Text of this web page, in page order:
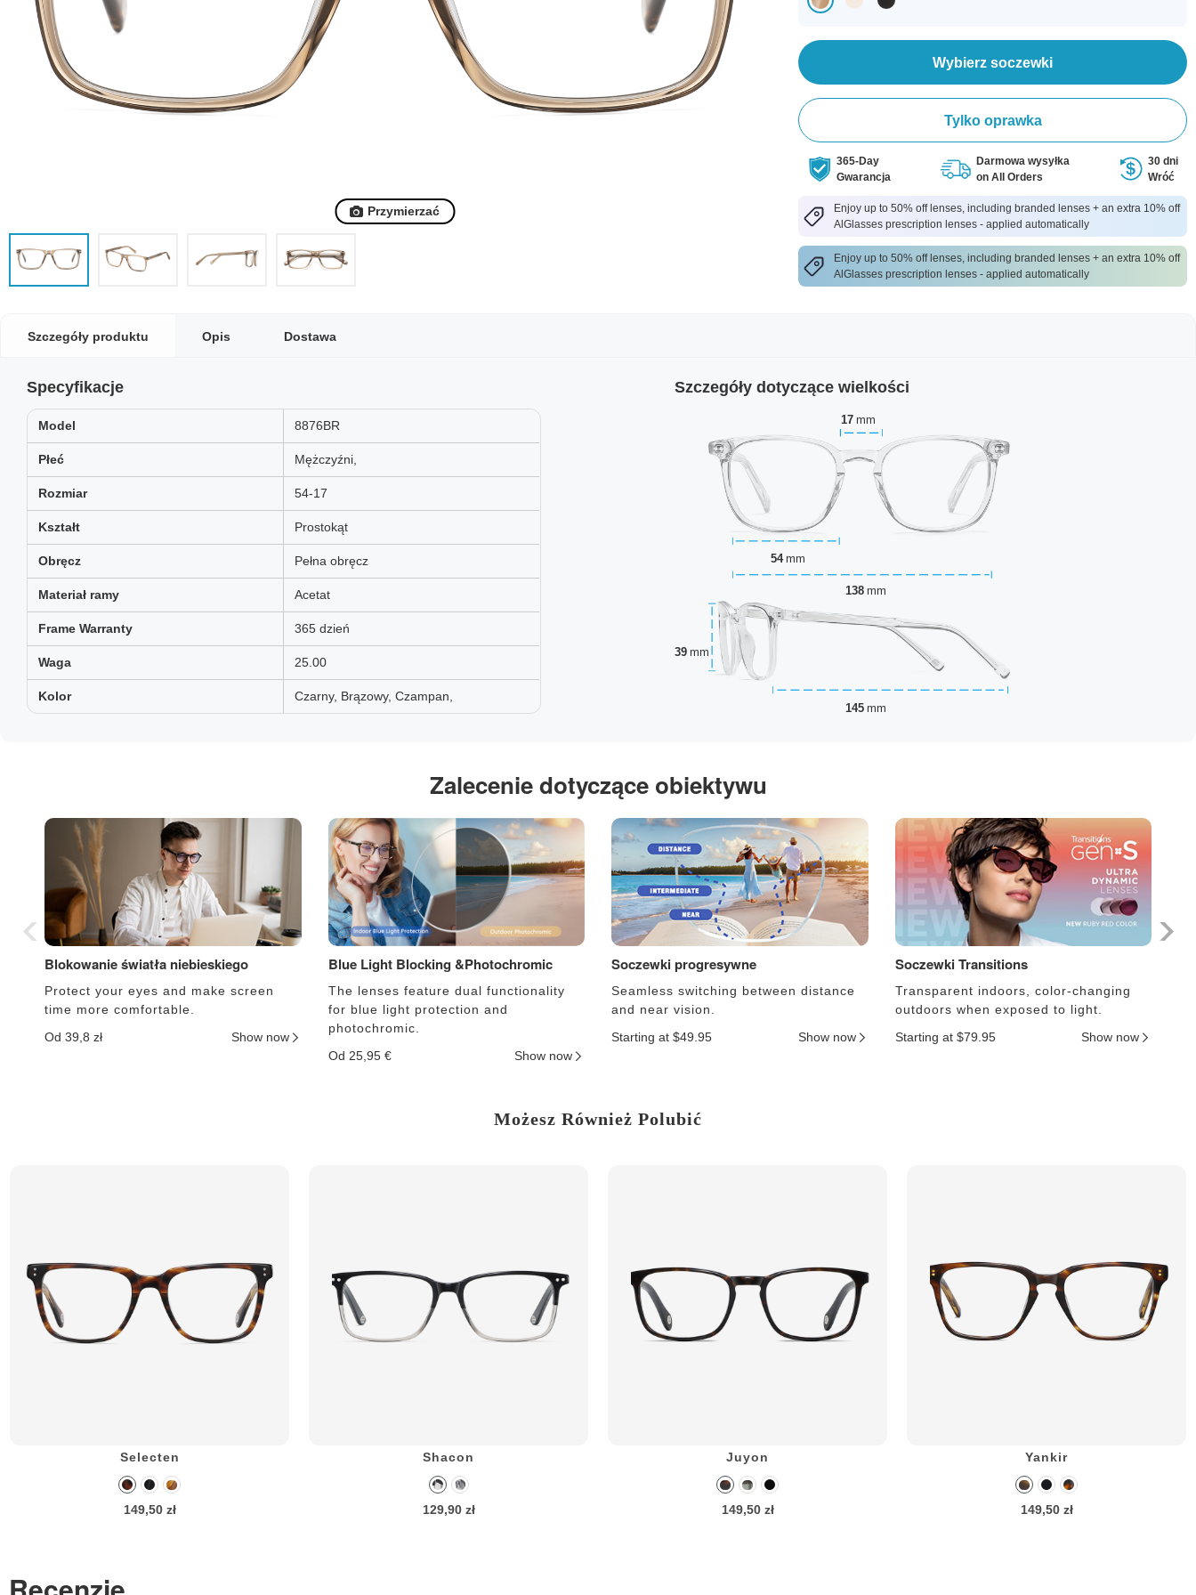
Przymierzać
Wybierz soczewki
Tylko oprawka
365-Day
Gwarancja
Darmowa wysyłka
on All Orders
30 dni
Wróć
Enjoy up to 50% off lenses, including branded lenses + an extra 10% off
AlGlasses prescription lenses - applied automatically
Enjoy up to 50% off lenses, including branded lenses + an extra 10% off
AlGlasses prescription lenses - applied automatically
Szczegóły produktu Opis Dostawa
Specyfikacje
Model 8876BR
Płeć Mężczyźni,
Rozmiar 54-17
Kształt Prostokąt
Obręcz Pełna obręcz
Materiał ramy Acetat
Frame Warranty 365 dzień
Waga 25.00
Kolor Czarny, Brązowy, Czampan,
Szczegóły dotyczące wielkości
17 mm
54 mm
39 mm
138 mm
145 mm
Zalecenie dotyczące obiektywu
Blokowanie światła niebieskiego
Protect your eyes and make screen
time more comfortable.
Od 39,8 zł
Show now
Blue Light Blocking &Photochromic
The lenses feature dual functionality
for blue light protection and
photochromic.
Od 25,95 €
Show now
Soczewki progresywne
Seamless switching between distance
and near vision.
Starting at $49.95
Show now
Soczewki Transitions
Transparent indoors, color-changing
outdoors when exposed to light.
Starting at $79.95
Show now
Możesz Również Polubić
Selecten
149,50 zł
Shacon
129,90 zł
Juyon
149,50 zł
Yankir
149,50 zł